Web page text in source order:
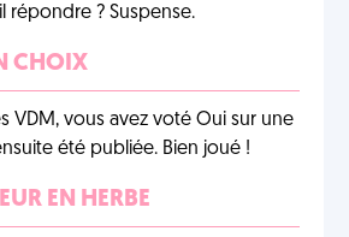
répondre ? Suspense.
CHOIX
VDM, vous avez voté Oui sur une
été publiée. Bien joué !
EN HERBE